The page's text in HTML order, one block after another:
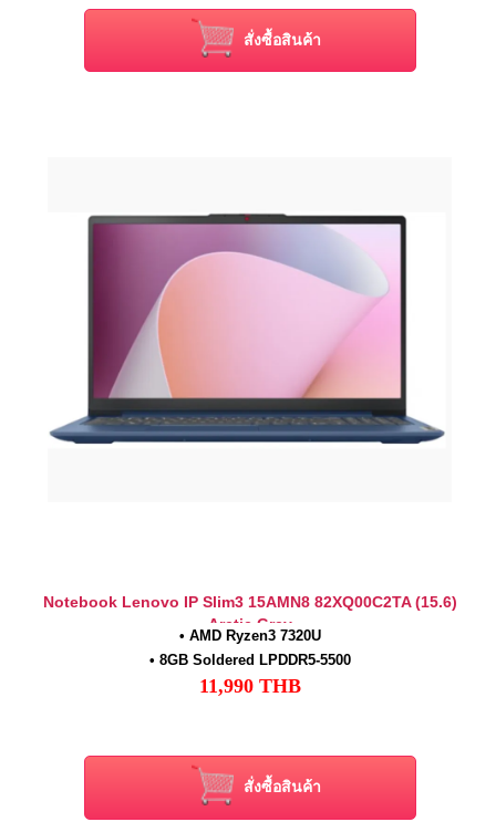
Intel® UHD Graphics
Windows 11 Home
สั่งซื้อสินค้า
Notebook Lenovo IP Slim3 15AMN8 82XQ00C2TA (15.6)
Arctic Grey
• AMD Ryzen3 7320U
• 8GB Soldered LPDDR5-5500
512GB SSD M.2 2242 PCIe® 4.0x4 NVMe®
• Windows 11 Home
11,990 THB
สั่งซื้อสินค้า